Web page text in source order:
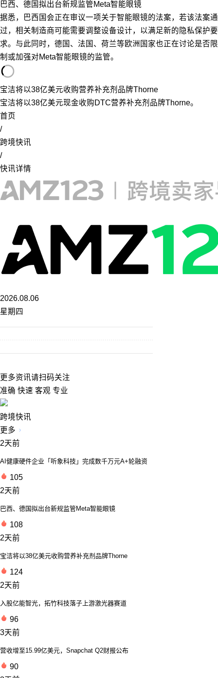
巴西、德国拟出台新规监管Meta智能眼镜
据悉，巴西国会正在审议一项关于智能眼镜的法案，若该法案通
过，相关制造商可能需要调整设备设计，以满足新的隐私保护要
求。与此同时，德国、法国、荷兰等欧洲国家也正在讨论是否限
制或加强对Meta智能眼镜的监管。
宝洁将以38亿美元收购营养补充剂品牌Thorne
宝洁将以38亿美元现金收购DTC营养补充剂品牌Thorne。
首页
/
跨境快讯
/
快讯详情
2026.08.06
星期四
更多资讯请扫码关注
准确 快速 客观 专业
跨境快讯
更多
2天前
AI健康硬件企业「听象科技」完成数千万元A+轮融资
105
2天前
巴西、德国拟出台新规监管Meta智能眼镜
108
2天前
宝洁将以38亿美元收购营养补充剂品牌Thorne
124
2天前
入股亿能智光，拓竹科技落子上游激光器赛道
96
3天前
营收增至15.99亿美元，Snapchat Q2财报公布
90